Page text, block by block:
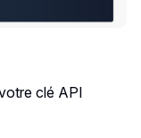
clé API